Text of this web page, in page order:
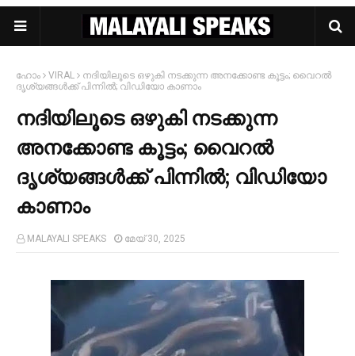
ഹോം VIRAL
നദിയിലൂടെ ഒഴുകി നടക്കുന്ന അനക്കോണ്ട കൂട്ടം; വൈറൽ
ദൃശ്യങ്ങള്‍ക്ക് പിന്നില്‍; വിഡിയോ കാണാം
നദിയിലൂടെ ഒഴുകി നടക്കുന്ന
അനക്കോണ്ട കൂട്ടം; വൈറൽ
ദൃശ്യങ്ങള്‍ക്ക് പിന്നില്‍; വിഡിയോ
കാണാം
MALAYALI SPEAKS മേയ് 30, 2025